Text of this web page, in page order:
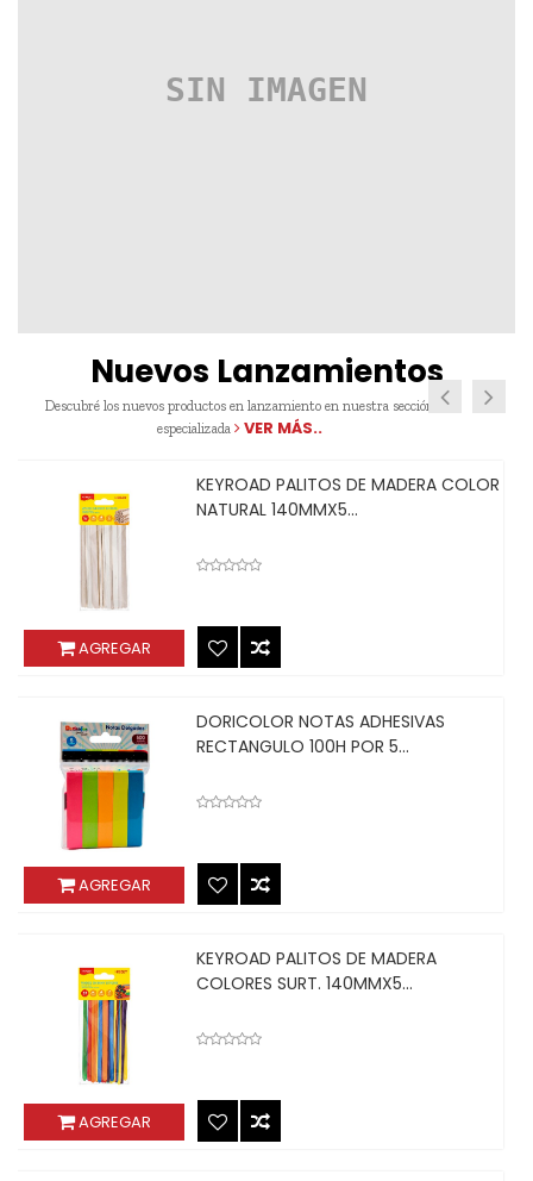
Nuevos Lanzamientos
Descubré los nuevos productos en lanzamiento en nuestra sección
especializada
VER MÁS..
AGREGAR
KEYROAD PALITOS DE MADERA COLOR
NATURAL 140MMX5...
AGREGAR
DORICOLOR NOTAS ADHESIVAS
RECTANGULO 100H POR 5...
AGREGAR
KEYROAD PALITOS DE MADERA
COLORES SURT. 140MMX5...